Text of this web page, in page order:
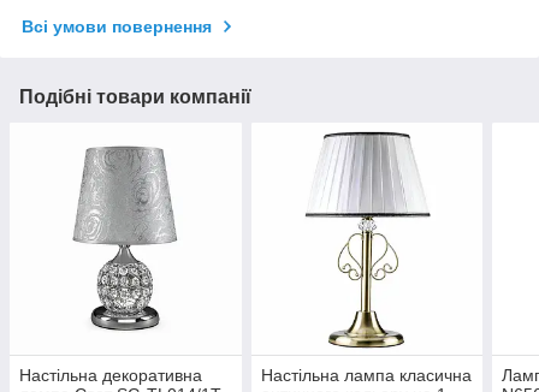
Всі умови повернення
Подібні товари компанії
Настільна декоративна
Настільна лампа класична